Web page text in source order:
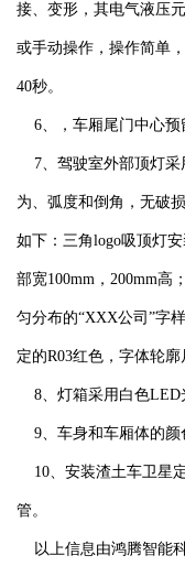
接、变形，其电气液压
或手动操作，操作简单
40秒。
6、，车厢尾门中心预
7、驾驶室外部顶灯
为、弧度和倒角，无破
如下：三角logo吸顶灯
部宽100mm，200mm高
匀分布的“XXX公司”字
定的R03红色，字体轮廓
8、灯箱采用白色LED
9、车身和车厢体的颜
10、安装渣土车卫星
管。
以上信息由鸿腾智能